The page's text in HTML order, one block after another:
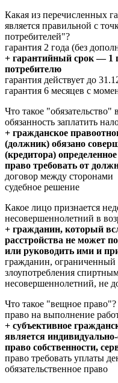
Какая из перечисленных
является правильной с
потребителей"?
гарантия 2 года (без
+ гарантийный срок — 1
потребителю
гарантия действует до
гарантия 6 месяцев с
Что такое "обязательство"
обязанность заплатить
+ гражданское
(должник) обязано
(кредитора)
право требовать от
договор между сторонами
судебное решение
Какое лицо признается
несовершеннолетний в
+ гражданин, который
расстройства не может
или руководить ими и
гражданин, ограниченный
злоупотребления
несовершеннолетний, не
Что такое "вещное право"?
право на выполнение
+ субъективное
является
право собственности,
право требовать уплаты
обязательственное право